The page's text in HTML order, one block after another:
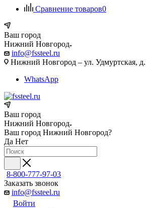
Сравнение товаров0
Ваш город
Нижний Новгород
info@fssteel.ru
Нижний Новгород – ул. Удмуртская, д.
WhatsApp
Ваш город
Нижний Новгород
Ваш город Нижний Новгород?
Да Нет
8-800-777-97-03
Заказать звонок
info@fssteel.ru
Войти